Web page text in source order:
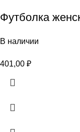
Футболка
В наличии
401,00 ₽